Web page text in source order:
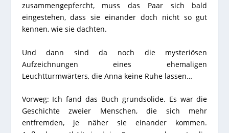
zusammengepfercht, muss das Paar sich bald
eingestehen, dass sie einander doch nicht so gut
kennen, wie sie dachten.
Und dann sind da noch die mysteriösen
Aufzeichnungen eines ehemaligen
Leuchtturmwärters, die Anna keine Ruhe lassen…
Vorweg: Ich fand das Buch grundsolide. Es war die
Geschichte zweier Menschen, die sich mehr
entfremden, je näher sie einander kommen.